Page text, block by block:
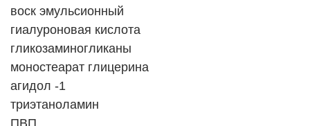
воск эмульсионный
гиалуроновая кислота
гликозаминогликаны
моностеарат глицерина
агидол -1
триэтаноламин
ПВП